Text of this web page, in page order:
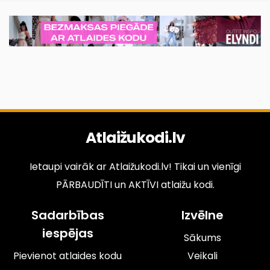
Atlaižukodi.lv
Ietaupi vairāk ar Atlaižukodi.lv! Tikai un vienīgi
PĀRBAUDĪTI un AKTĪVI atlaižu kodi.
Sadarbības
iespējas
Pievienot atlaides kodu
Izvēlne
Sākums
Veikali